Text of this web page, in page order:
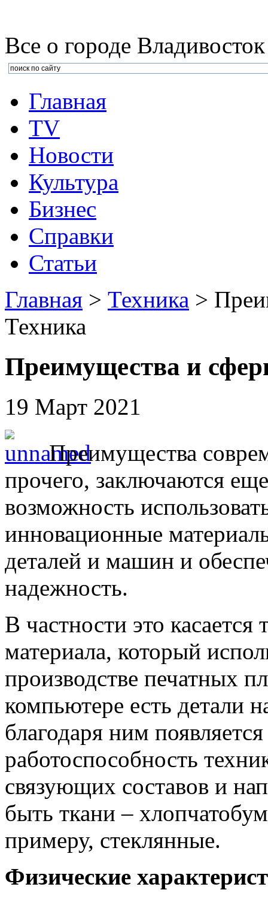
Все о городе Владивосток
Главная
TV
Новости
Культура
Бизнеc
Справки
Статьи
Главная > Техника >
Техника
Преимущества и
19 Март 2021
Преимущества
прочего, заключаются
возможность
инновационные
деталей и машин и
надежность.
В частности это касается
материала, который
производстве печатных
компьютере есть детали
благодаря ним
работоспособность
связующих составов и
быть ткани –
примеру, стеклянные.
Физические